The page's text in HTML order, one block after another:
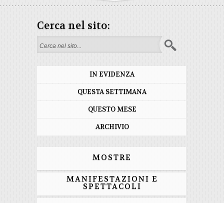
Cerca nel sito:
Form di ricerca
IN EVIDENZA
QUESTA SETTIMANA
QUESTO MESE
ARCHIVIO
MOSTRE
MANIFESTAZIONI E
SPETTACOLI